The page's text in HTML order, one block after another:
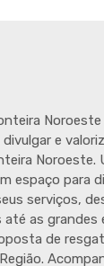
e
espaço para
serviços,
as grandes
de